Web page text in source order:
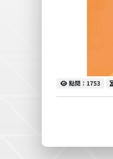
點閱
點閱：1753